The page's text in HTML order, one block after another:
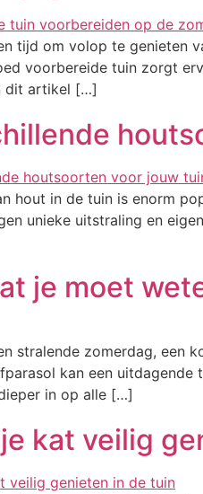
tijd om volop te genieten
voorbereide tuin zorgt
dit artikel […]
hout in de tuin is enorm
unieke uitstraling en
je moet
stralende zomerdag, een
kan een
in op alle […]
kat veilig